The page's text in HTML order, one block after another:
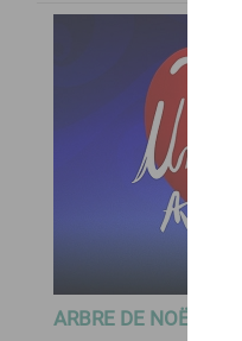
ARBRE DE NOËL CSE